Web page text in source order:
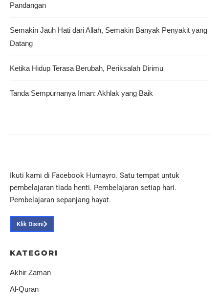
Pandangan
Semakin Jauh Hati dari Allah, Semakin Banyak Penyakit yang
Datang
Ketika Hidup Terasa Berubah, Periksalah Dirimu
Tanda Sempurnanya Iman: Akhlak yang Baik
Ikuti kami di Facebook Humayro. Satu tempat untuk
pembelajaran tiada henti. Pembelajaran setiap hari.
Pembelajaran sepanjang hayat.
Klik Disini
KATEGORI
Akhir Zaman
Al-Quran